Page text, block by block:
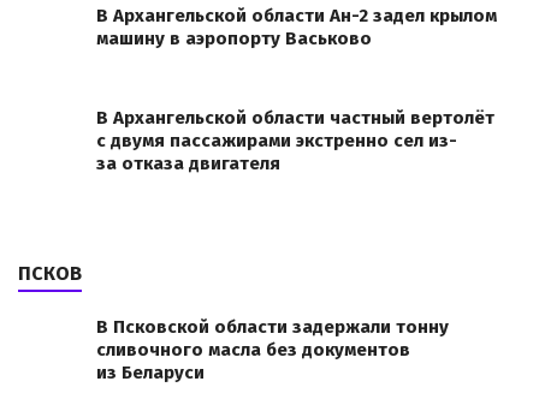
В Архангельской области Ан-2 задел крылом
машину в аэропорту Васьково
В Архангельской области частный вертолёт
с двумя пассажирами экстренно сел из-
за отказа двигателя
ПСКОВ
В Псковской области задержали тонну
сливочного масла без документов
из Беларуси